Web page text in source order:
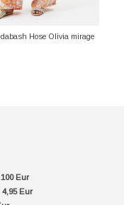
Hose Olivia mirage
Eur
Eur